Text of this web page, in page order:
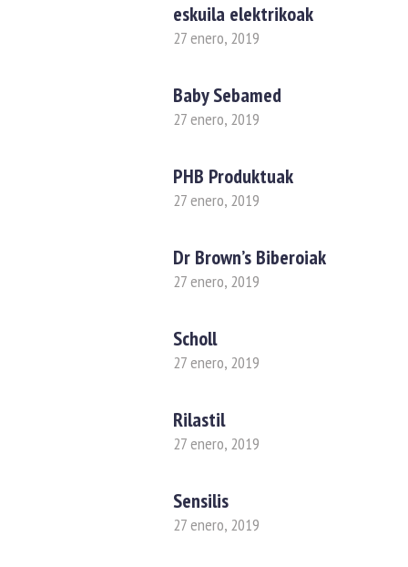
eskuila elektrikoak
27 enero, 2019
Baby Sebamed
27 enero, 2019
PHB Produktuak
27 enero, 2019
Dr Brown’s Biberoiak
27 enero, 2019
Scholl
27 enero, 2019
Rilastil
27 enero, 2019
Sensilis
27 enero, 2019